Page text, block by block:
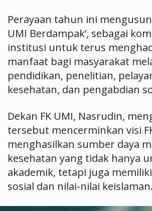
Perayaan tahun ini
UMI Berdampak’, sebagai
institusi untuk terus
manfaat bagi masyarakat
pendidikan, penelitian,
kesehatan, dan pengabdian
Dekan FK UMI, Nasrudin,
tersebut mencerminkan visi
menghasilkan sumber daya
kesehatan yang tidak hanya
akademik, tetapi juga
sosial dan nilai-nilai keislaman.